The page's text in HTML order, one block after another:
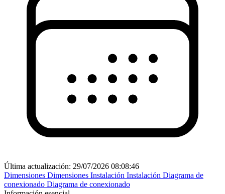
Última actualización: 29/07/2026 08:08:46
Dimensiones Dimensiones Instalación Instalación Diagrama de
conexionado Diagrama de conexionado